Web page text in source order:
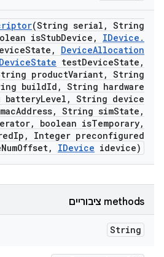
(String serial , String
isStubDevice , IDevice .
State , DeviceAllocation
DeviceState testDeviceState ,
productVariant, String
buildId , String hardware
batteryLevel , String device
Address, String simState ,
, boolean isTemporary,
Ip ,
Integer preconfigured
NumOffset, IDevice idevice)
‫methods ציבוריים
String